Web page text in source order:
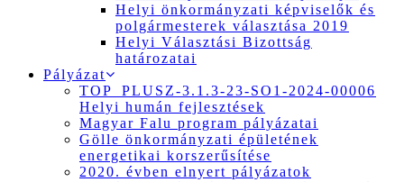
Helyi önkormányzati képviselők és
polgármesterek választása 2019
Helyi Választási Bizottság
határozatai
Pályázat
TOP_PLUSZ-3.1.3-23-SO1-2024-00006
Helyi humán fejlesztések
Magyar Falu program pályázatai
Gölle önkormányzati épületének
energetikai korszerűsítése
2020. évben elnyert pályázatok